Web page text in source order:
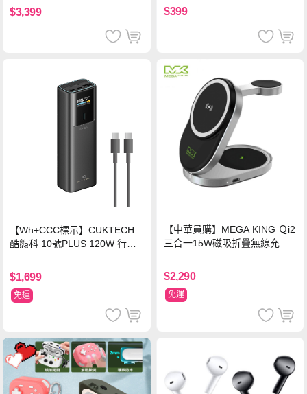
$3,399 $399
【Wh+CCC標示】CUKTECH
酷態科 10號PLUS 120W 行動
色
$1,699
免運
【中華員購】MEGA KING Ｑi2
三合一15W磁吸折疊無線充電
$2,290
免運